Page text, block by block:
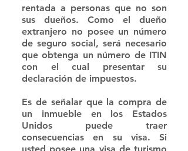
rentada a personas que no son
sus dueños. Como el dueño
extranjero no posee un número
de seguro social, será necesario
que obtenga un número de ITIN
con el cual presentar su
declaración de impuestos.
Es de señalar que la compra de
un inmueble en los Estados
Unidos puede traer
consecuencias en su visa. Si